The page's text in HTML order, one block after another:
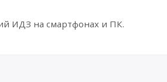
ИДЗ на смартфонах и ПК.